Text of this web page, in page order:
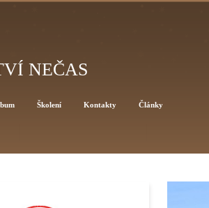
NEČAS
Školení Kontakty Články